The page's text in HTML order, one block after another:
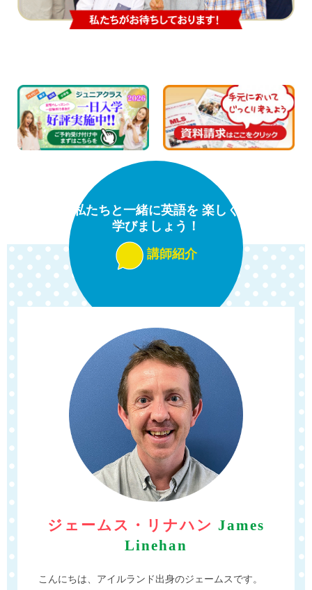
私たちと一緒に英語を 楽しく
学びましょう！
講師紹介
ジェームス・リナハン James
Linehan
こんにちは、アイルランド出身のジェームスです。